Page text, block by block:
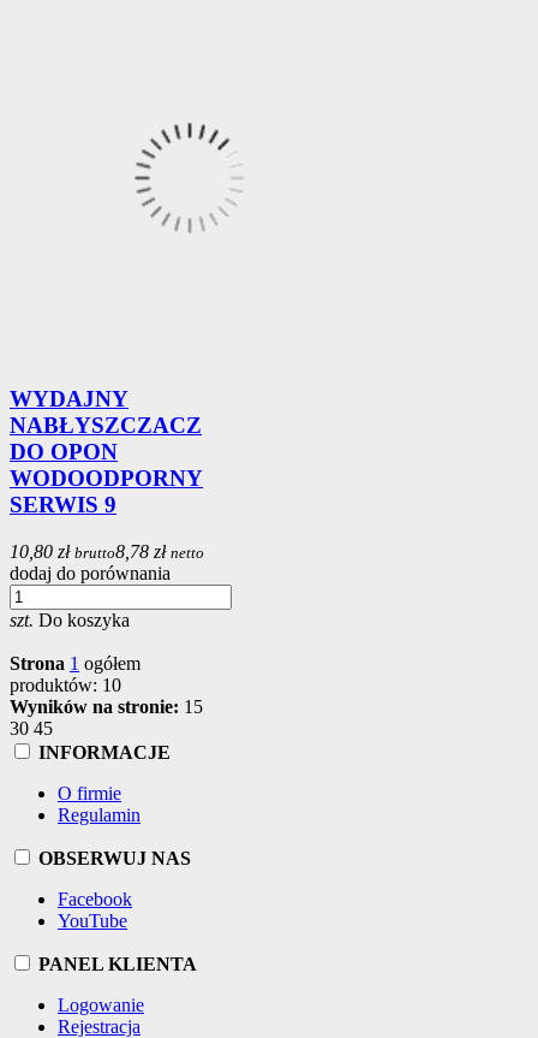
WYDAJNY
NABŁYSZCZACZ
DO OPON
WODOODPORNY
SERWIS 9
10,80 zł brutto8,78 zł netto
dodaj do porównania
szt. Do koszyka
Strona 1 ogółem
produktów: 10
Wyników na stronie: 15
30 45
INFORMACJE
O firmie
Regulamin
OBSERWUJ NAS
Facebook
YouTube
PANEL KLIENTA
Logowanie
Rejestracja